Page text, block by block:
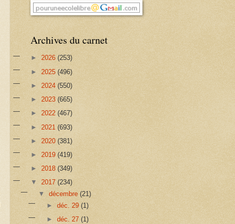
Archives du carnet
► 2026 (253)
► 2025 (496)
► 2024 (550)
► 2023 (665)
► 2022 (467)
► 2021 (693)
► 2020 (381)
► 2019 (419)
► 2018 (349)
▼ 2017 (234)
▼décembre(21)
► déc. 29 (1)
► déc. 27 (1)